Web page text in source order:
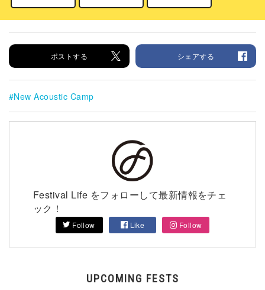
ポストする シェアする
New Acoustic Camp
Festival Life をフォローして最新情報をチェ
ック！
Follow Like Follow
UPCOMING FESTS